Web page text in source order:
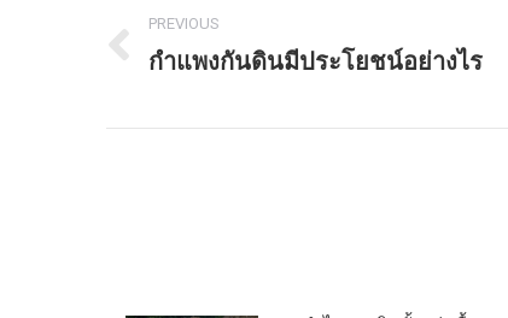
Post
navigation
PREVIOUS
Previous
กำแพงกันดินมีประโยชน์อย่างไร